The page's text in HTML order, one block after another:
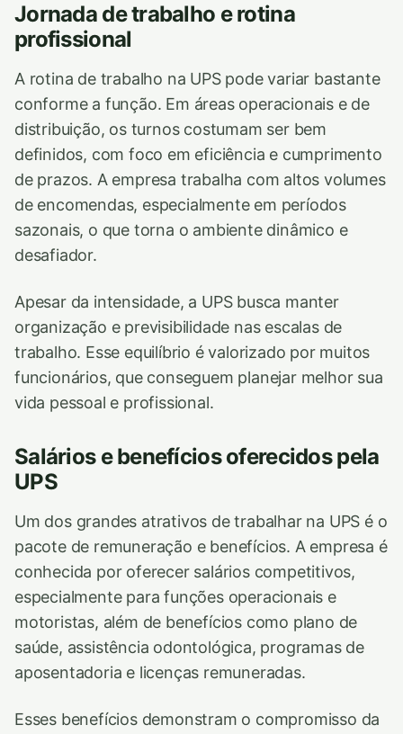
Jornada de trabalho e rotina
profissional
A rotina de trabalho na UPS pode variar bastante
conforme a função. Em áreas operacionais e de
distribuição, os turnos costumam ser bem
definidos, com foco em eficiência e cumprimento
de prazos. A empresa trabalha com altos volumes
de encomendas, especialmente em períodos
sazonais, o que torna o ambiente dinâmico e
desafiador.
Apesar da intensidade, a UPS busca manter
organização e previsibilidade nas escalas de
trabalho. Esse equilíbrio é valorizado por muitos
funcionários, que conseguem planejar melhor sua
vida pessoal e profissional.
Salários e benefícios oferecidos pela
UPS
Um dos grandes atrativos de trabalhar na UPS é o
pacote de remuneração e benefícios. A empresa é
conhecida por oferecer salários competitivos,
especialmente para funções operacionais e
motoristas, além de benefícios como plano de
saúde, assistência odontológica, programas de
aposentadoria e licenças remuneradas.
Esses benefícios demonstram o compromisso da